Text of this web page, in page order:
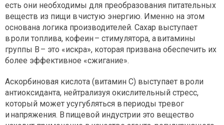
есть они необходимы для преобразования питательных
веществ из пищи в чистую энергию. Именно на этом
основана логика производителей. Сахар выступает
в роли топлива, кофеин – стимулятора, а витамины
группы В – это «искра», которая призвана обеспечить их
более эффективное «сжигание».
Аскорбиновая кислота (витамин С) выступает в роли
антиоксиданта, нейтрализуя окислительный стресс,
который может усугубляться в периоды тревог
и напряжения. В пищевой индустрии это вещество